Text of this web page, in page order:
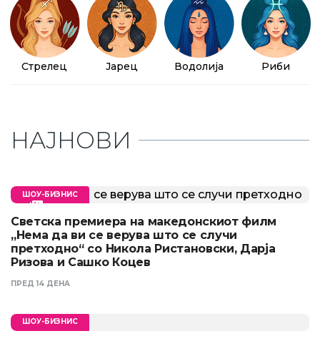
Стрелец Јарец Водолија Риби
НАЈНОВИ
ШОУ-БИЗНИС
Светска премиера на македонскиот филм
„Нема да ви се верува што се случи
претходно“ со Никола Ристановски, Дарја
Ризова и Сашко Коцев
ПРЕД 14 ДЕНА
ШОУ-БИЗНИС